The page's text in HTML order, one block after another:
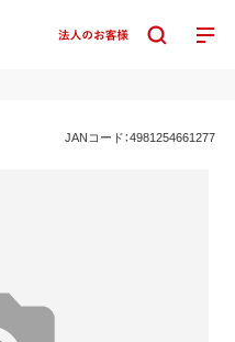
JANコード：4981254661277